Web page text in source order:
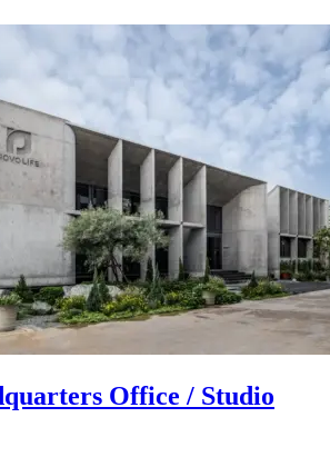
Office / Studio